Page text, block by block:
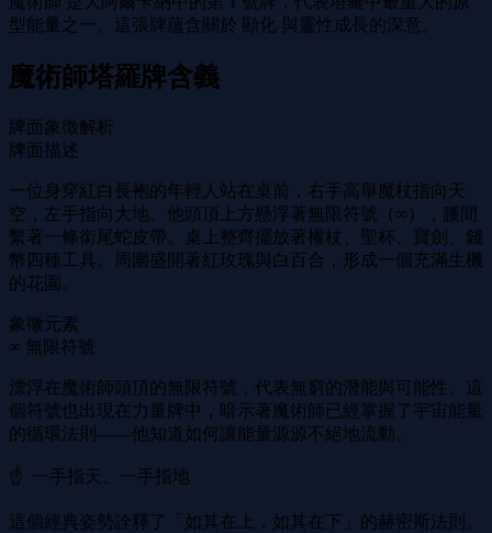
型能量之一。這張牌蘊含關於 顯化 與靈性成長的深意。
魔術師塔羅牌含義
牌面象徵解析
牌面描述
一位身穿紅白長袍的年輕人站在桌前，右手高舉魔杖指向天
空，左手指向大地。他頭頂上方懸浮著無限符號（∞），腰間
繫著一條銜尾蛇皮帶。桌上整齊擺放著權杖、聖杯、寶劍、錢
幣四種工具。周圍盛開著紅玫瑰與白百合，形成一個充滿生機
的花園。
象徵元素
∞ 無限符號
漂浮在魔術師頭頂的無限符號，代表無窮的潛能與可能性。這
個符號也出現在力量牌中，暗示著魔術師已經掌握了宇宙能量
的循環法則——他知道如何讓能量源源不絕地流動。
☝ ️ 一手指天、一手指地
這個經典姿勢詮釋了「如其在上，如其在下」的赫密斯法則。